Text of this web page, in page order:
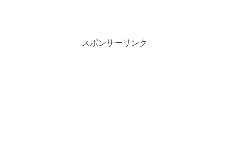
スポンサーリンク